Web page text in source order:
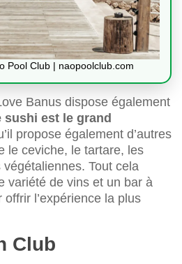
Pool Club | naopoolclub.com
Banus dispose également
sushi est le grand
propose également d’autres
le ceviche, le tartare, les
Tout cela
variété de vins et un bar à
l’expérience la plus
Club